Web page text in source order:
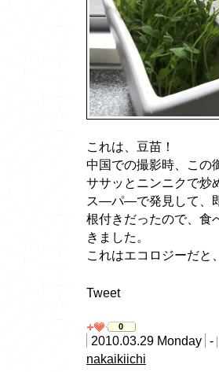
これは、豆苗！
中国での撮影時、この
ササッとニンニクで
ス―パ―で発見して、
根付きだったので、食
きました。
これはエコロジーだと
Tweet
0
2010.03.29 Monday -
nakaikiichi